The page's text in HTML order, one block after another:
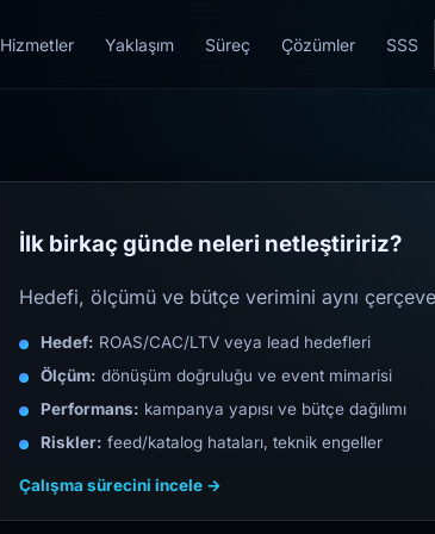
Hizmetler Yaklaşım Süreç Çözümler SSS
İlk birkaç günde neleri netleştiririz?
Hedefi, ölçümü ve bütçe verimini aynı
Hedef: ROAS/CAC/LTV veya lead hedefleri
Ölçüm: dönüşüm doğruluğu ve event mimarisi
Performans: kampanya yapısı ve bütçe dağılımı
Riskler: feed/katalog hataları, teknik engeller
Çalışma sürecini incele →